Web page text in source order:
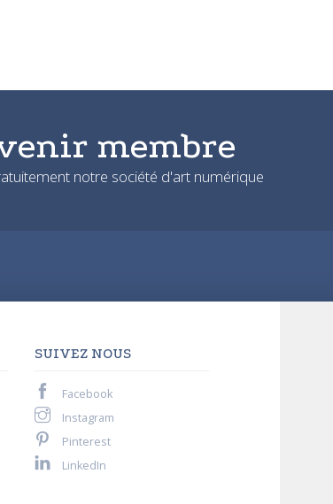
membre
notre société d'art numérique
SUIVEZ NOUS
Facebook
Instagram
Pinterest
LinkedIn